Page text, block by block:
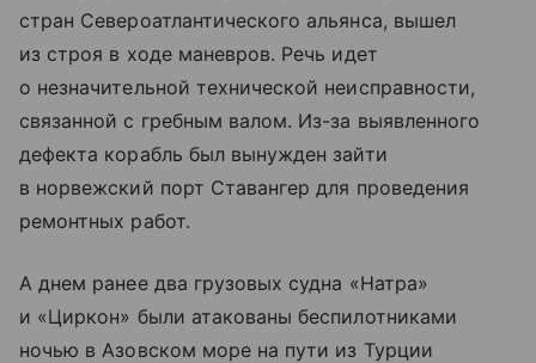
стран Североатлантического альянса, вышел
из строя в ходе маневров. Речь идет
о незначительной технической неисправности,
связанной с гребным валом. Из-за выявленного
дефекта корабль был вынужден зайти
в норвежский порт Ставангер для проведения
ремонтных работ.
А днем ранее два грузовых судна «Натра»
и «Циркон» были атакованы беспилотниками
ночью в Азовском море на пути из Турции